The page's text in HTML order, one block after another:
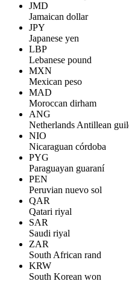
JMD
Jamaican dollar
JPY
Japanese yen
LBP
Lebanese pound
MXN
Mexican peso
MAD
Moroccan dirham
ANG
Netherlands Antillean
NIO
Nicaraguan córdoba
PYG
Paraguayan guaraní
PEN
Peruvian nuevo sol
QAR
Qatari riyal
SAR
Saudi riyal
ZAR
South African rand
KRW
South Korean won